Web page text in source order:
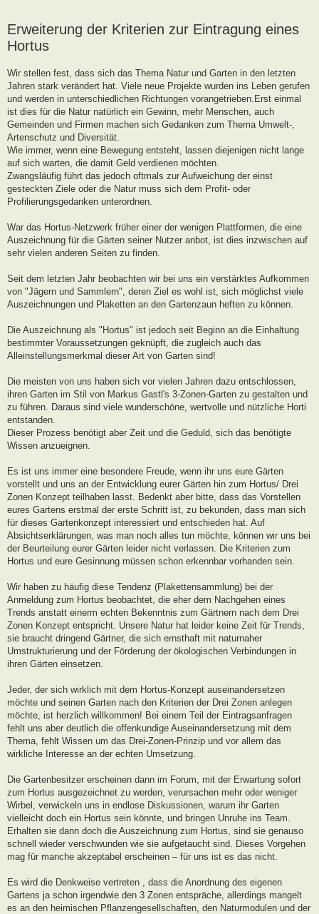
Erweiterung der Kriterien zur Eintragung eines
Hortus
Wir stellen fest, dass sich das Thema Natur und Garten in den letzten
Jahren stark verändert hat. Viele neue Projekte wurden ins Leben gerufen
und werden in unterschiedlichen Richtungen vorangetrieben.Erst einmal
ist dies für die Natur natürlich ein Gewinn, mehr Menschen, auch
Gemeinden und Firmen machen sich Gedanken zum Thema Umwelt-,
Artenschutz und Diversität.
Wie immer, wenn eine Bewegung entsteht, lassen diejenigen nicht lange
auf sich warten, die damit Geld verdienen möchten.
Zwangsläufig führt das jedoch oftmals zur Aufweichung der einst
gesteckten Ziele oder die Natur muss sich dem Profit- oder
Profilierungsgedanken unterordnen.
War das Hortus-Netzwerk früher einer der wenigen Plattformen, die eine
Auszeichnung für die Gärten seiner Nutzer anbot, ist dies inzwischen auf
sehr vielen anderen Seiten zu finden.
Seit dem letzten Jahr beobachten wir bei uns ein verstärktes Aufkommen
von "Jägern und Sammlern", deren Ziel es wohl ist, sich möglichst viele
Auszeichnungen und Plaketten an den Gartenzaun heften zu können.
Die Auszeichnung als "Hortus" ist jedoch seit Beginn an die Einhaltung
bestimmter Voraussetzungen geknüpft, die zugleich auch das
Alleinstellungsmerkmal dieser Art von Garten sind!
Die meisten von uns haben sich vor vielen Jahren dazu entschlossen,
ihren Garten im Stil von Markus Gastl's 3-Zonen-Garten zu gestalten und
zu führen. Daraus sind viele wunderschöne, wertvolle und nützliche Horti
entstanden.
Dieser Prozess benötigt aber Zeit und die Geduld, sich das benötigte
Wissen anzueignen.
Es ist uns immer eine besondere Freude, wenn ihr uns eure Gärten
vorstellt und uns an der Entwicklung eurer Gärten hin zum Hortus/ Drei
Zonen Konzept teilhaben lasst. Bedenkt aber bitte, dass das Vorstellen
eures Gartens erstmal der erste Schritt ist, zu bekunden, dass man sich
für dieses Gartenkonzept interessiert und entschieden hat. Auf
Absichtserklärungen, was man noch alles tun möchte, können wir uns bei
der Beurteilung eurer Gärten leider nicht verlassen. Die Kriterien zum
Hortus und eure Gesinnung müssen schon erkennbar vorhanden sein.
Wir haben zu häufig diese Tendenz (Plakettensammlung) bei der
Anmeldung zum Hortus beobachtet, die eher dem Nachgehen eines
Trends anstatt einerm echten Bekenntnis zum Gärtnern nach dem Drei
Zonen Konzept entspricht. Unsere Natur hat leider keine Zeit für Trends,
sie braucht dringend Gärtner, die sich ernsthaft mit naturnaher
Umstrukturierung und der Förderung der ökologischen Verbindungen in
ihren Gärten einsetzen.
Jeder, der sich wirklich mit dem Hortus-Konzept auseinandersetzen
möchte und seinen Garten nach den Kriterien der Drei Zonen anlegen
möchte, ist herzlich willkommen! Bei einem Teil der Eintragsanfragen
fehlt uns aber deutlich die offenkundige Auseinandersetzung mit dem
Thema, fehlt Wissen um das Drei-Zonen-Prinzip und vor allem das
wirkliche Interesse an der echten Umsetzung.
Die Gartenbesitzer erscheinen dann im Forum, mit der Erwartung sofort
zum Hortus ausgezeichnet zu werden, verursachen mehr oder weniger
Wirbel, verwickeln uns in endlose Diskussionen, warum ihr Garten
vielleicht doch ein Hortus sein könnte, und bringen Unruhe ins Team.
Erhalten sie dann doch die Auszeichnung zum Hortus, sind sie genauso
schnell wieder verschwunden wie sie aufgetaucht sind. Dieses Vorgehen
mag für manche akzeptabel erscheinen – für uns ist es das nicht.
Es wird die Denkweise vertreten , dass die Anordnung des eigenen
Gartens ja schon irgendwie den 3 Zonen entspräche, allerdings mangelt
es an den heimischen Pflanzengesellschaften, den Naturmodulen und der